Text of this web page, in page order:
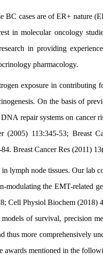
BC cases are of ER+ nature
in molecular oncology
in providing
pharmacology.
exposure in contributing
On the basis of
repair systems on cancer
113:345-53; Breast
Breast Cancer Res (2011)
lymph node tissues. Our lab
the EMT-related
Cell Physiol Biochem (2018)
of survival, precision
more comprehensively
awards mentioned in the